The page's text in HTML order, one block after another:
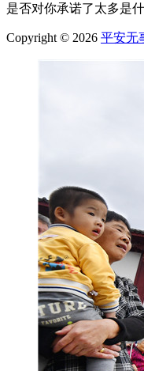
是否对你承诺了太多是
Copyright © 2026 平安无